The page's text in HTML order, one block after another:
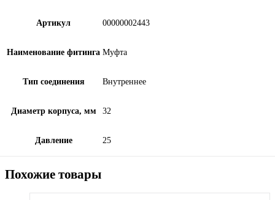
Артикул 00000002443
Наименование фитинга Муфта
Тип соединения Внутреннее
Диаметр корпуса, мм 32
Давление 25
Похожие товары